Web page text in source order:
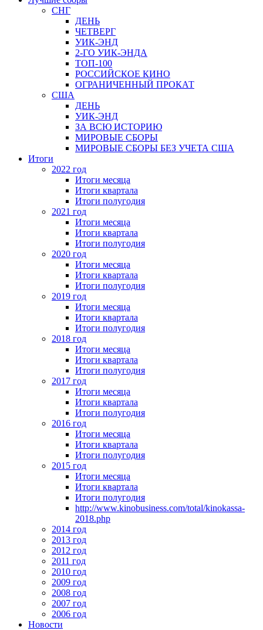
СНГ
ДЕНЬ
ЧЕТВЕРГ
УИК-ЭНД
2-ГО УИК-ЭНДА
ТОП-100
РОССИЙСКОЕ КИНО
ОГРАНИЧЕННЫЙ ПРОКАТ
США
ДЕНЬ
УИК-ЭНД
ЗА ВСЮ ИСТОРИЮ
МИРОВЫЕ СБОРЫ
МИРОВЫЕ СБОРЫ БЕЗ УЧЕТА США
Итоги
2022 год
Итоги месяца
Итоги квартала
Итоги полугодия
2021 год
Итоги месяца
Итоги квартала
Итоги полугодия
2020 год
Итоги месяца
Итоги квартала
Итоги полугодия
2019 год
Итоги месяца
Итоги квартала
Итоги полугодия
2018 год
Итоги месяца
Итоги квартала
Итоги полугодия
2017 год
Итоги месяца
Итоги квартала
Итоги полугодия
2016 год
Итоги месяца
Итоги квартала
Итоги полугодия
2015 год
Итоги месяца
Итоги квартала
Итоги полугодия
http://www.kinobusiness.com/total/kinokassa-
2018.php
2014 год
2013 год
2012 год
2011 год
2010 год
2009 год
2008 год
2007 год
2006 год
Новости